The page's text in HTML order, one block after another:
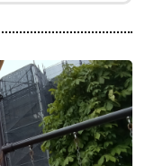
お問い合わせ